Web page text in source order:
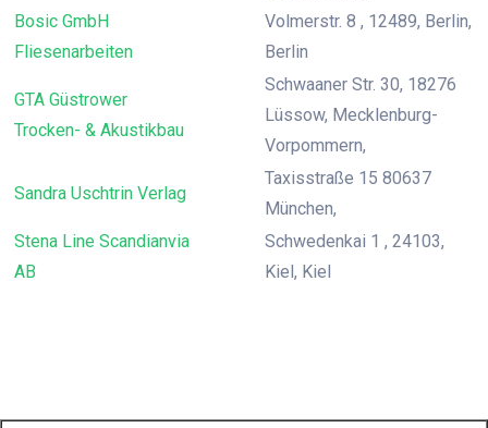
Bosic GmbH
Fliesenarbeiten
Volmerstr. 8 , 12489, Berlin,
Berlin
GTA Güstrower
Trocken- & Akustikbau
Schwaaner Str. 30, 18276
Lüssow, Mecklenburg-
Vorpommern,
Sandra Uschtrin Verlag
Taxisstraße 15 80637
München,
Stena Line Scandianvia
AB
Schwedenkai 1 , 24103,
Kiel, Kiel